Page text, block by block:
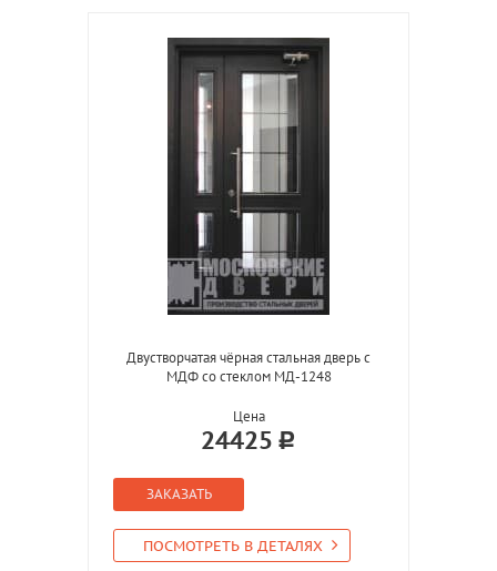
Двустворчатая чёрная стальная дверь с
МДФ со стеклом МД-1248
Цена
24425
ЗАКАЗАТЬ
ПОСМОТРЕТЬ В ДЕТАЛЯХ